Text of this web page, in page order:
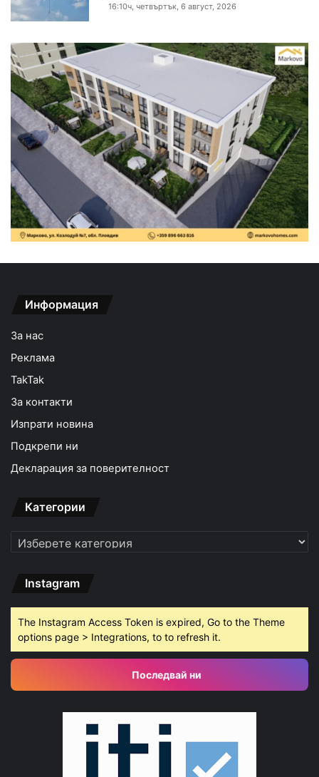
16:10ч, четвъртък, 6 август, 2026
Информация
За нас
Реклама
TakTak
За контакти
Изпрати новина
Подкрепи ни
Декларация за поверителност
Категории
Категории
Instagram
The Instagram Access Token is expired, Go to the Theme
options page > Integrations, to to refresh it.
Последвай ни